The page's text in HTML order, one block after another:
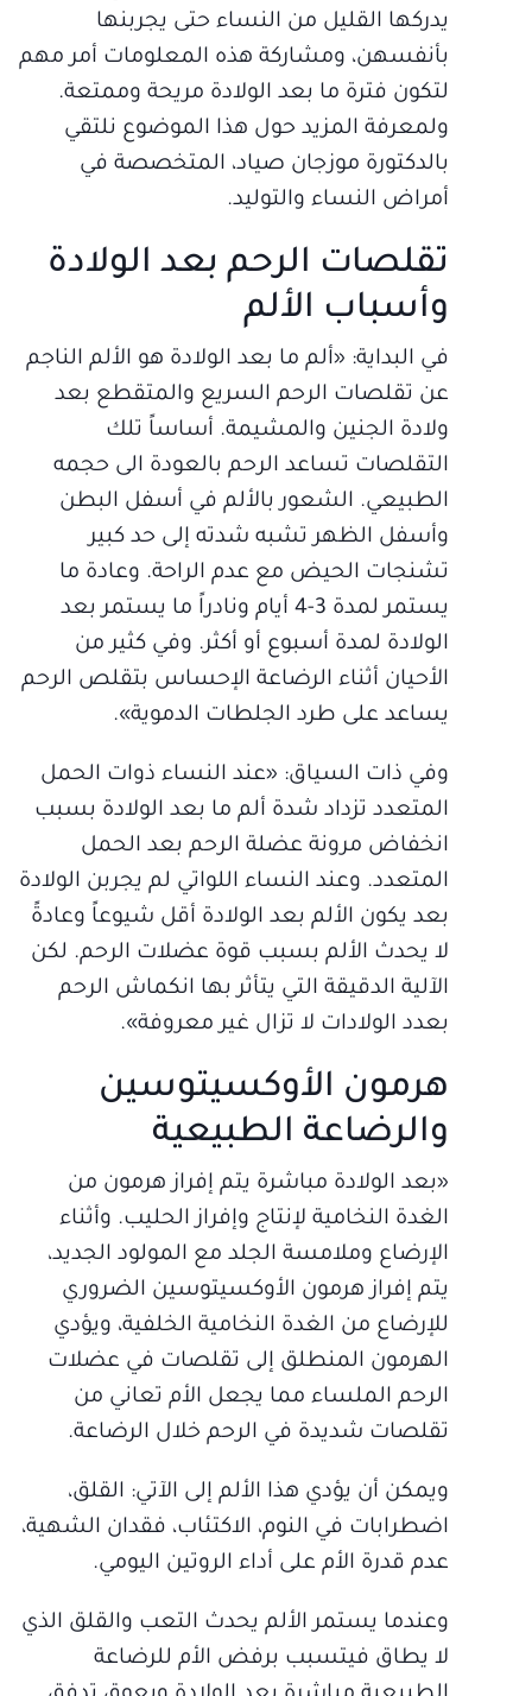
يدركها القليل من النساء حتى يجربنها
بأنفسهن، ومشاركة هذه المعلومات أمر مهم
لتكون فترة ما بعد الولادة مريحة وممتعة.
ولمعرفة المزيد حول هذا الموضوع نلتقي
بالدكتورة موزجان صياد، المتخصصة في
أمراض النساء والتوليد.
تقلصات الرحم بعد الولادة
وأسباب الألم
في البداية: «ألم ما بعد الولادة هو الألم الناجم
عن تقلصات الرحم السريع والمتقطع بعد
ولادة الجنين والمشيمة. أساساً تلك
التقلصات تساعد الرحم بالعودة الى حجمه
الطبيعي. الشعور بالألم في أسفل البطن
وأسفل الظهر تشبه شدته إلى حد كبير
تشنجات الحيض مع عدم الراحة. وعادة ما
يستمر لمدة 3-4 أيام ونادراً ما يستمر بعد
الولادة لمدة أسبوع أو أكثر. وفي كثير من
الأحيان أثناء الرضاعة الإحساس بتقلص الرحم
يساعد على طرد الجلطات الدموية».
وفي ذات السياق: «عند النساء ذوات الحمل
المتعدد تزداد شدة ألم ما بعد الولادة بسبب
انخفاض مرونة عضلة الرحم بعد الحمل
المتعدد. وعند النساء اللواتي لم يجربن الولادة
بعد يكون الألم بعد الولادة أقل شيوعاً وعادةً
لا يحدث الألم بسبب قوة عضلات الرحم. لكن
الآلية الدقيقة التي يتأثر بها انكماش الرحم
بعدد الولادات لا تزال غير معروفة».
هرمون الأوكسيتوسين
والرضاعة الطبيعية
«بعد الولادة مباشرة يتم إفراز هرمون من
الغدة النخامية لإنتاج وإفراز الحليب. وأثناء
الإرضاع وملامسة الجلد مع المولود الجديد،
يتم إفراز هرمون الأوكسيتوسين الضروري
للإرضاع من الغدة النخامية الخلفية، ويؤدي
الهرمون المنطلق إلى تقلصات في عضلات
الرحم الملساء مما يجعل الأم تعاني من
تقلصات شديدة في الرحم خلال الرضاعة.
ويمكن أن يؤدي هذا الألم إلى الآتي: القلق،
اضطرابات في النوم، الاكتئاب، فقدان الشهية،
عدم قدرة الأم على أداء الروتين اليومي.
وعندما يستمر الألم يحدث التعب والقلق الذي
لا يطاق فيتسبب برفض الأم للرضاعة